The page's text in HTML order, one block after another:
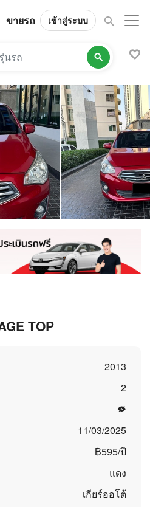
ขายรถ เข้าสู่ระบบ
TOP
2013
2
11/03/2025
฿595/ปี
แดง
เกียร์ออโต้